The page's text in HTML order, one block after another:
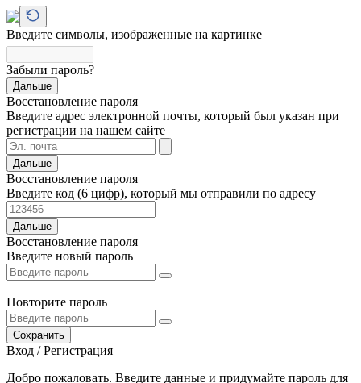
Введите символы, изображенные на картинке
Забыли пароль?
Дальше
Восстановление пароля
Введите адрес электронной почты, который был указан при
регистрации на нашем сайте
Дальше
Восстановление пароля
Введите код (6 цифр), который мы отправили по адресу
Дальше
Восстановление пароля
Введите новый пароль
Повторите пароль
Сохранить
Вход / Регистрация
Добро пожаловать. Введите данные и придумайте пароль для